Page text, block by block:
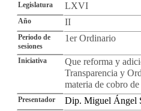
Legislatura LXVI
Año II
Periodo de
sesiones
1er Ordinario
Iniciativa
Que reforma y
Transparencia y
materia de cobro
Presentador Dip. Miguel Ángel